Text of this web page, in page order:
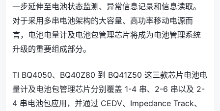
一步延伸至电池状态监测、异常信息记录和信息读取。
对于采用多串电池架构的大容量、高功率移动电源而
言，电池电量计及电池包管理芯片将成为电池管理系统
升级的重要组成部分。
TI BQ4050、BQ40Z80 到 BQ41Z50 这三款芯片电池电
量计及电池包管理芯片分别覆盖 1-4 串、2-6 串以及 2-
4 串电池包应用，并通过 CEDV、Impedance Track、